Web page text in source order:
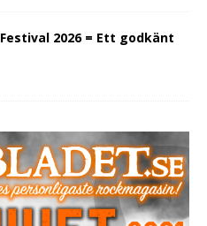
2026 = Ett godkänt